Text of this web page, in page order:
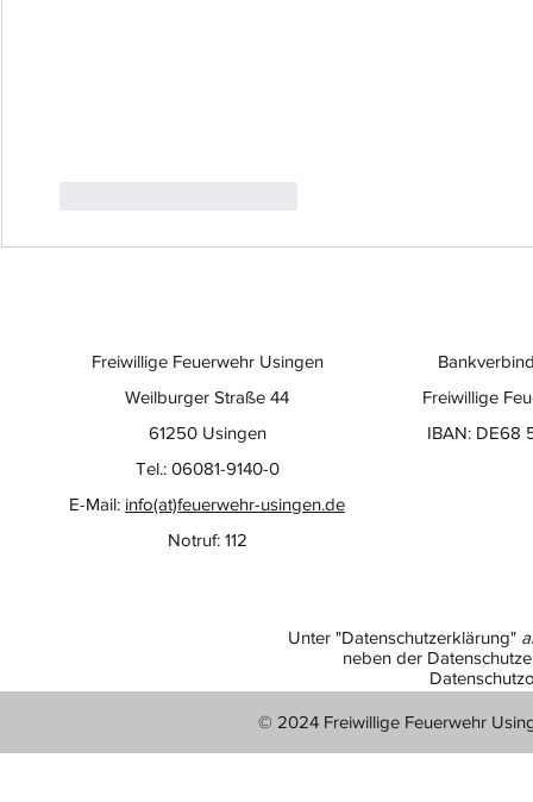
Freiwillige
IBAN: DE68
Freiwillige Feuerwehr Usingen
Weilburger Straße 44
61250 Usingen
Tel.: 06081-9140-0
E-Mail: info(at)feuerwehr-usingen.de
Notruf: 112
Unter "Datenschutzerklärung"
neben der
© 2024 Freiwillige Feuerwehr